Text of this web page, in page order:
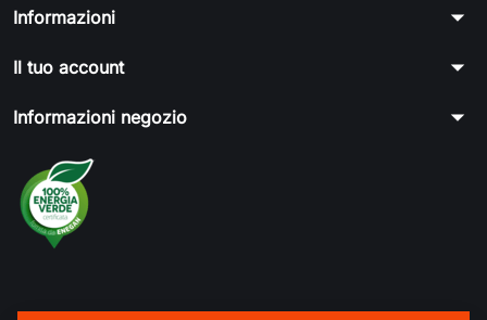
Informazioni arrow_drop_down
Il tuo account arrow_drop_down
Informazioni negozio arrow_drop_down